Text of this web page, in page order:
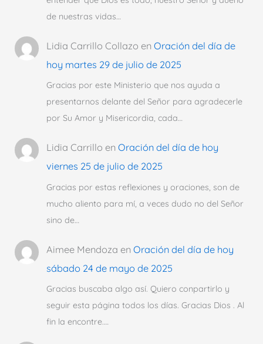
de nuestras vidas…
Lidia Carrillo Collazo en Oración del día de
hoy martes 29 de julio de 2025
Gracias por este Ministerio que nos ayuda a
presentarnos delante del Señor para agradecerle
por Su Amor y Misericordia, cada…
Lidia Carrillo en Oración del día de hoy
viernes 25 de julio de 2025
Gracias por estas reflexiones y oraciones, son de
mucho aliento para mí, a veces dudo no del Señor
sino de…
Aimee Mendoza en Oración del día de hoy
sábado 24 de mayo de 2025
Gracias buscaba algo así. Quiero conpartirlo y
seguir esta página todos los días. Gracias Dios . Al
fin la encontre.…